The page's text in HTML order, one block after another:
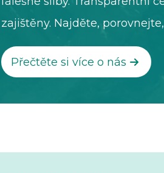
zajištěny. Najděte,
Přečtěte si více o nás